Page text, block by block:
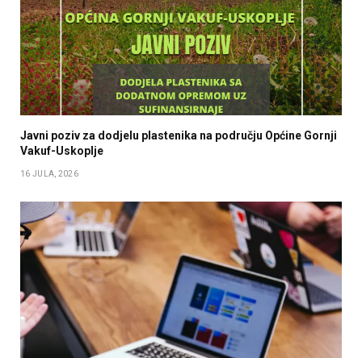
Javni poziv za dodjelu plastenika na području Općine Gornji
Vakuf-Uskoplje
16 JULA, 2026